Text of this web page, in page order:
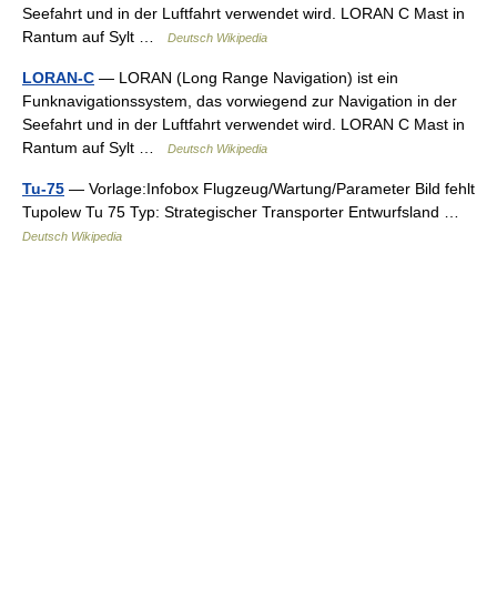
Seefahrt und in der Luftfahrt verwendet wird. LORAN C Mast in
Rantum auf Sylt …
Deutsch Wikipedia
LORAN-C — LORAN (Long Range Navigation) ist ein
Funknavigationssystem, das vorwiegend zur Navigation in der
Seefahrt und in der Luftfahrt verwendet wird. LORAN C Mast in
Rantum auf Sylt …
Deutsch Wikipedia
Tu-75 — Vorlage:Infobox Flugzeug/Wartung/Parameter Bild fehlt
Tupolew Tu 75 Typ: Strategischer Transporter Entwurfsland …
Deutsch Wikipedia